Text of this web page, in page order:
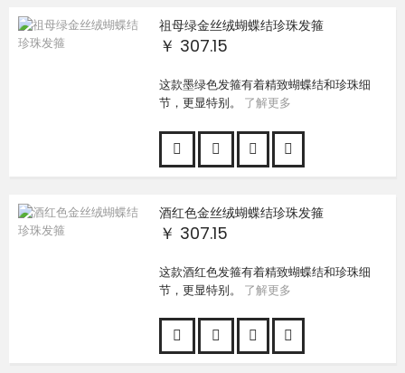
祖母绿金丝绒蝴蝶结珍珠发箍
￥ 307.15
这款墨绿色发箍有着精致蝴蝶结和珍珠细
节，更显特别。 了解更多
酒红色金丝绒蝴蝶结珍珠发箍
￥ 307.15
这款酒红色发箍有着精致蝴蝶结和珍珠细
节，更显特别。 了解更多